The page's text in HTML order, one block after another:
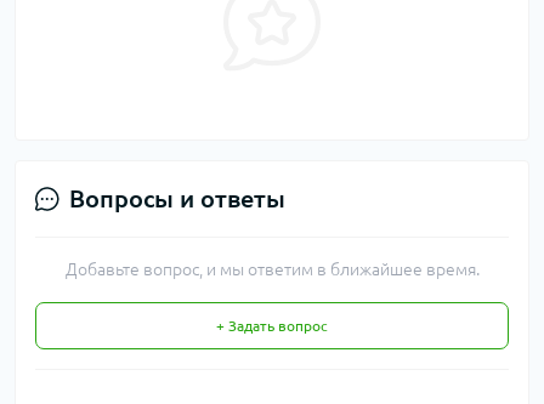
Вопросы и ответы
Добавьте вопрос, и мы ответим в ближайшее время.
+ Задать вопрос